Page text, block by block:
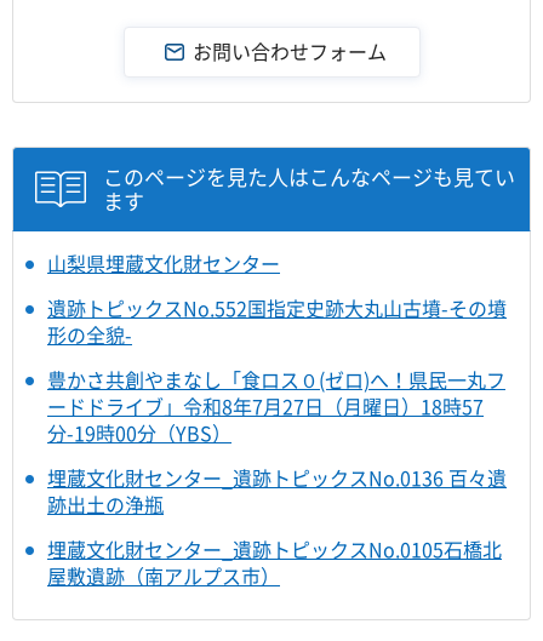
このページを見た人はこんなページも見てい
ます
山梨県埋蔵文化財センター
遺跡トピックスNo.552国指定史跡大丸山古墳-その墳
形の全貌-
豊かさ共創やまなし「食ロス０(ゼロ)へ！県民一丸フ
ードドライブ」令和8年7月27日（月曜日）18時57
分-19時00分（YBS）
埋蔵文化財センター_遺跡トピックスNo.0136 百々遺
跡出土の浄瓶
埋蔵文化財センター_遺跡トピックスNo.0105石橋北
屋敷遺跡（南アルプス市）